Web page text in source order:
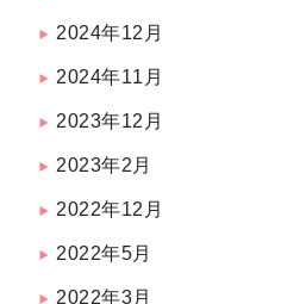
2024年12月
2024年11月
2023年12月
2023年2月
2022年12月
2022年5月
2022年3月